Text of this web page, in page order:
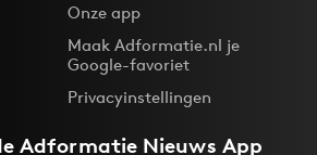
Onze app
Maak Adformatie.nl je
Google-favoriet
Privacyinstellingen
Adformatie Nieuws App